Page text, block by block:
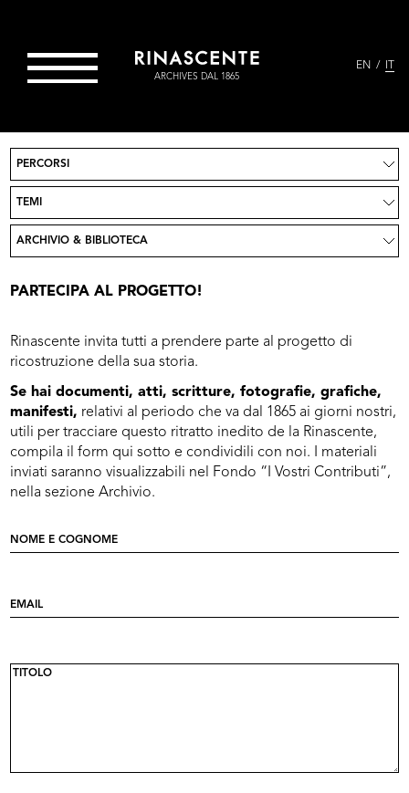
ARCHIVES DAL 1865
EN
Progetto News
Partecipa Crediti
PERCORSI
TEMI
ARCHIVIO & BIBLIOTECA
PARTECIPA AL PROGETTO!
Rinascente invita tutti a prendere parte al progetto di
ricostruzione della sua storia.
Se hai documenti, atti, scritture, fotografie, grafiche,
manifesti, relativi al periodo che va dal 1865 ai giorni nostri,
utili per tracciare questo ritratto inedito de la Rinascente,
compila il form qui sotto e condividili con noi. I materiali
inviati saranno visualizzabili nel Fondo “I Vostri Contributi”,
nella sezione Archivio.